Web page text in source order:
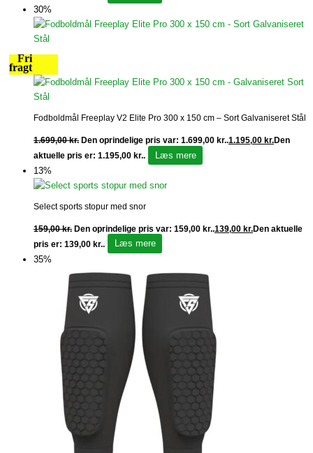
30%
Fri
fragt
Fodboldmål Freeplay V2 Elite Pro 300 x 150 cm – Sort Galvaniseret Stål
1.699,00kr. Den oprindelige pris var: 1.699,00 kr..1.195,00 kr.Den
aktuelle pris er: 1.195,00 kr..
Læs mere
13%
Select sports stopur med snor
159,00kr. Den oprindelige pris var: 159,00 kr..139,00 kr.Den aktuelle
pris er: 139,00 kr..
Læs mere
35%